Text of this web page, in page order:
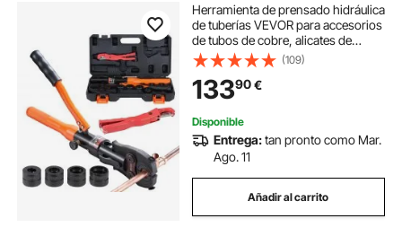
Herramienta de prensado hidráulica
de tuberías VEVOR para accesorios
de tubos de cobre, alicates de
prensado con mordazas de cambio
rápido TH16, TH20, TH26, TH32,
kit de prensa giratorio de 360° para
espacios reducidos Accesorios en
T accionados hidráulicamente
(109)
13390€
Disponible
Entrega:tan pronto como Mar.
Ago. 11
Añadir al carrito